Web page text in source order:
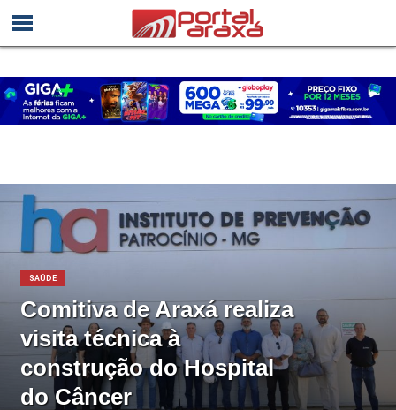
SAÚDE
Comitiva de Araxá realiza
visita técnica à
construção do Hospital
do Câncer